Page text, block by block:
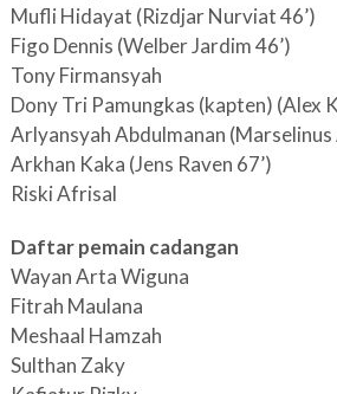
Mufli Hidayat (Rizdjar Nurviat 46’)
Figo Dennis (Welber Jardim 46’)
Tony Firmansyah
Dony Tri Pamungkas (kapten) (Alex
Arlyansyah Abdulmanan (Marselinus
Arkhan Kaka (Jens Raven 67’)
Riski Afrisal
Daftar pemain cadangan
Wayan Arta Wiguna
Fitrah Maulana
Meshaal Hamzah
Sulthan Zaky